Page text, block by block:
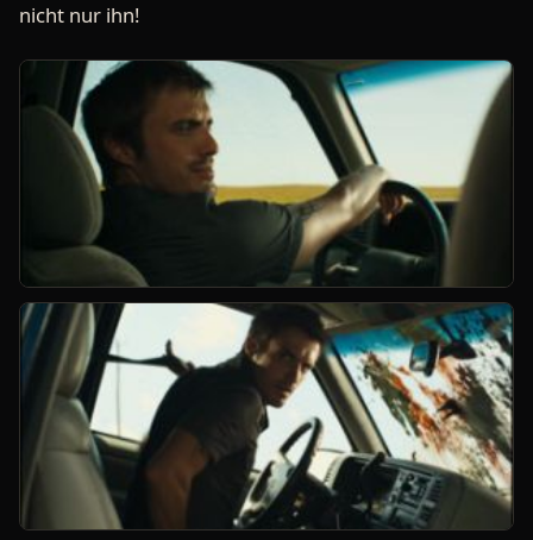
nicht nur ihn!